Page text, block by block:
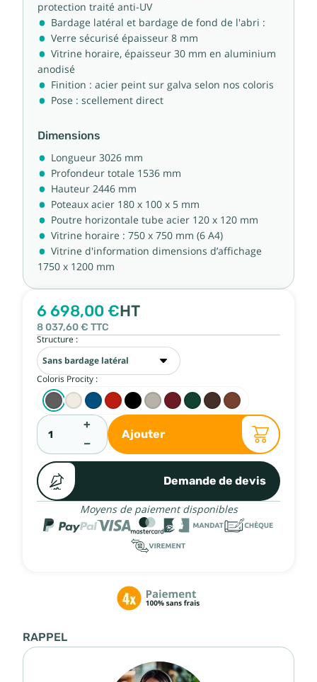
protection traité anti-UV
Bardage latéral et bardage de fond de l'abri :
Verre sécurisé épaisseur 8 mm
Vitrine horaire, épaisseur 30 mm en aluminium
anodisé
Finition : acier peint sur galva selon nos coloris
Pose : scellement direct
Dimensions
Longueur 3026 mm
Profondeur totale 1536 mm
Hauteur 2446 mm
Poteaux acier 180 x 100 x 5 mm
Poutre horizontale tube acier 120 x 120 mm
Vitrine horaire : 750 x 750 mm (6 A4)
Vitrine d'information dimensions d’affichage
1750 x 1200 mm
6 698,00 €HT
8 037,60 € TTC
Structure :
Coloris Procity :
+
−
Ajouter
Demande de devis
Moyens de paiement disponibles
RAPPEL